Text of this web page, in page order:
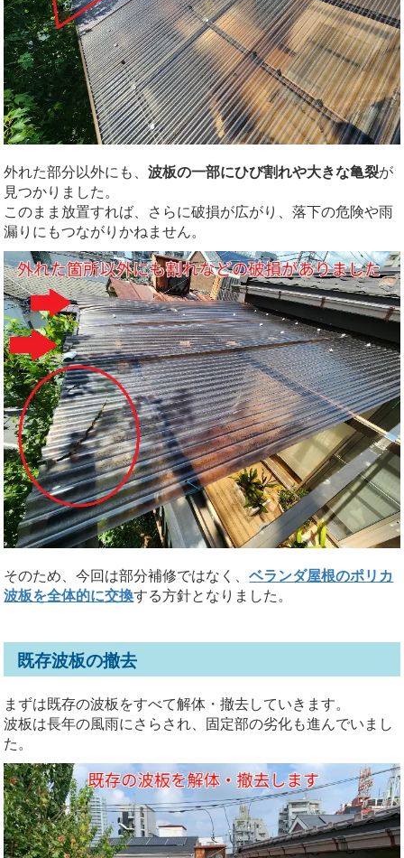
外れた部分以外にも、波板の一部にひび割れや大きな亀裂が
見つかりました。
このまま放置すれば、さらに破損が広がり、落下の危険や雨
漏りにもつながりかねません。
そのため、今回は部分補修ではなく、ベランダ屋根のポリカ
波板を全体的に交換する方針となりました。
既存波板の撤去
まずは既存の波板をすべて解体・撤去していきます。
波板は長年の風雨にさらされ、固定部の劣化も進んでいまし
た。